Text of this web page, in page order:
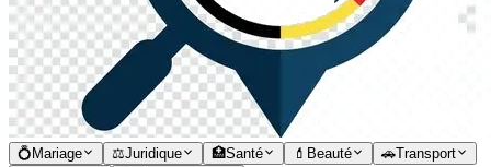
💍 Mariage ⚖️Juridique 🏥Santé 💄 Beauté 🚗Transport